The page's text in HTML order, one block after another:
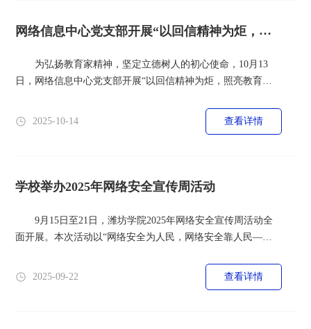
网络信息中心党支部开展“以回信精神为炬，照
为弘扬教育家精神，坚定立德树人的初心使命，10月13
日，网络信息中心党支部开展“以回信精神为炬，照亮教育奋
领全体党员深入学习了习近平总书记给全国特岗教师代表的重
要回信精神。 习近平总书记的回信，既是对特岗教师群体
2025-10-14 查看详情
学校举办2025年网络安全宣传周活动
9月15日至21日，潍坊学院2025年网络安全宣传周活动全
面开展。本次活动以“网络安全为人民，网络安全靠人民——
心、安全保卫处、学生工作处联合组织，旨在广泛普及网络安
全知识，全面提升师生网络安全意识和防护技能，营造清朗健
2025-09-22 查看详情